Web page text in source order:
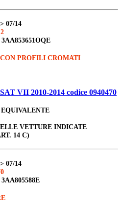
07/14
3AA853651OQE
PROFILI CROMATI
VII 2010-2014 codice 0940470
VETTURE INDICATE
14 C)
07/14
3AA805588E